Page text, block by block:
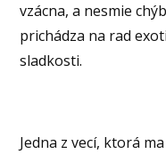
vzácna, a nesmie
prichádza na rad
sladkosti.
Jedna z vecí, ktorá